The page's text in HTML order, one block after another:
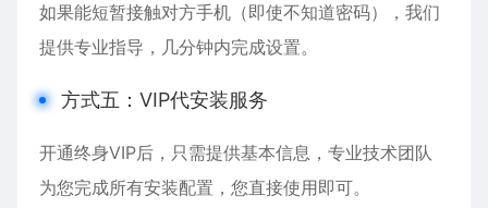
如果能短暂接触对方手机（即使不知道密码），我们
提供专业指导，几分钟内完成设置。
方式五：VIP代安装服务
开通终身VIP后，只需提供基本信息，专业技术团队
为您完成所有安装配置，您直接使用即可。